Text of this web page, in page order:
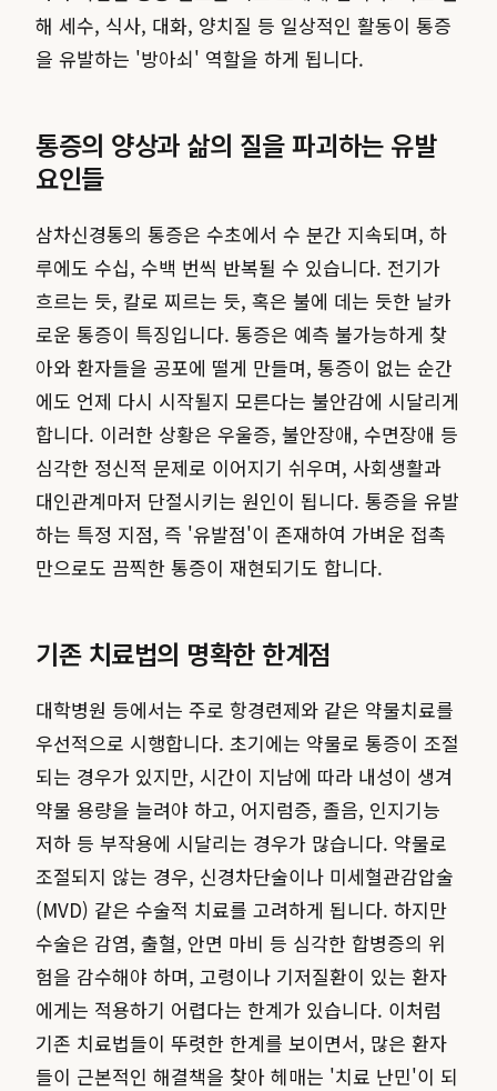
해 세수, 식사, 대화, 양치질 등 일상적인 활동이 통증
을 유발하는 '방아쇠' 역할을 하게 됩니다.
통증의 양상과 삶의 질을 파괴하는 유발
요인들
삼차신경통의 통증은 수초에서 수 분간 지속되며, 하
루에도 수십, 수백 번씩 반복될 수 있습니다. 전기가
흐르는 듯, 칼로 찌르는 듯, 혹은 불에 데는 듯한 날카
로운 통증이 특징입니다. 통증은 예측 불가능하게 찾
아와 환자들을 공포에 떨게 만들며, 통증이 없는 순간
에도 언제 다시 시작될지 모른다는 불안감에 시달리게
합니다. 이러한 상황은 우울증, 불안장애, 수면장애 등
심각한 정신적 문제로 이어지기 쉬우며, 사회생활과
대인관계마저 단절시키는 원인이 됩니다. 통증을 유발
하는 특정 지점, 즉 '유발점'이 존재하여 가벼운 접촉
만으로도 끔찍한 통증이 재현되기도 합니다.
기존 치료법의 명확한 한계점
대학병원 등에서는 주로 항경련제와 같은 약물치료를
우선적으로 시행합니다. 초기에는 약물로 통증이 조절
되는 경우가 있지만, 시간이 지남에 따라 내성이 생겨
약물 용량을 늘려야 하고, 어지럼증, 졸음, 인지기능
저하 등 부작용에 시달리는 경우가 많습니다. 약물로
조절되지 않는 경우, 신경차단술이나 미세혈관감압술
(MVD) 같은 수술적 치료를 고려하게 됩니다. 하지만
수술은 감염, 출혈, 안면 마비 등 심각한 합병증의 위
험을 감수해야 하며, 고령이나 기저질환이 있는 환자
에게는 적용하기 어렵다는 한계가 있습니다. 이처럼
기존 치료법들이 뚜렷한 한계를 보이면서, 많은 환자
들이 근본적인 해결책을 찾아 헤매는 '치료 난민'이 되